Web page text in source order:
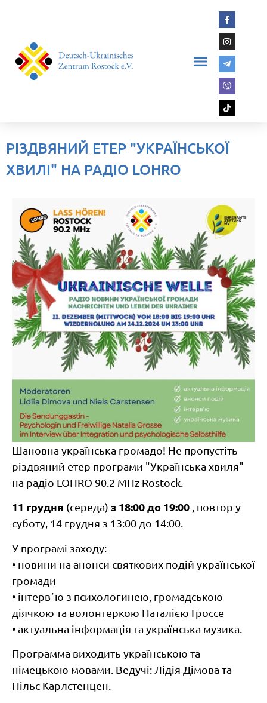
РІЗДВЯНИЙ ЕТЕР "УКРАЇНСЬКОЇ
ХВИЛІ" НА РАДІО LOHRO
Шановна українська громадо! Не пропустіть
різдвяний етер програми "Українська хвиля"
на радіо LOHRO 90.2 MHz Rostock.
11 грудня (середа) з 18:00 до 19:00 , повтор у
суботу, 14 грудня з 13:00 до 14:00.
У програмі заходу:
• новини на анонси святкових подій української
громади
• інтервʼю з психологинею, громадською
діячкою та волонтеркою Наталією Гроссе
• актуальна інформація та українська музика.
Программа виходить українською та
німецькою мовами. Ведучі: Лідія Дімова та
Нільс Карлстенцен.